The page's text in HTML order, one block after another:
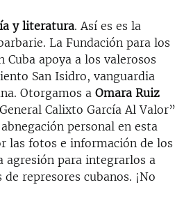
y literatura. Así es es la
La Fundación para los
Cuba apoya a los valerosos
San Isidro, vanguardia
Otorgamos a Omara Ruiz
Calixto García Al Valor”
personal en esta
las fotos e información de los
agresión para integrarlos a
represores cubanos. ¡No